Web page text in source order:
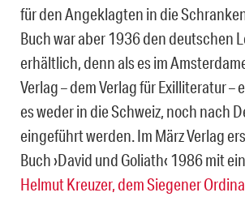
für den Angeklagten in die
Buch war aber 1936 den deutschen
erhältlich, denn als es im
Verlag – dem Verlag für Exilliteratur –
es weder in die Schweiz, noch nach
eingeführt werden. Im März Verlag
Buch ›David und Goliath‹ 1986 mit
Helmut Kreuzer, dem Siegener